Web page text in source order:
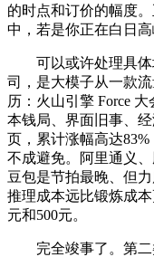
的时点和订价的幅度
中，若是你正在白日高
可以或许处理具体
司，是大模子从一款
历：火山引擎 Force
本钱局、界面旧事、经
页，累计涨幅高达
不成避免。阿里通义
豆包是节拍最晚、但
推理成本远比锻炼成
元和500元。
完全竣事了。第二